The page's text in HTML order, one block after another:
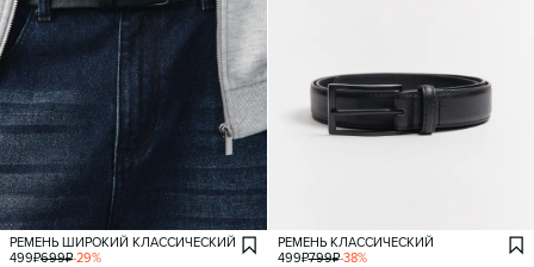
РЕМЕНЬ ШИРОКИЙ КЛАССИЧЕСКИЙ
499₽699₽-29%
РЕМЕНЬ КЛАССИЧЕСКИЙ
499₽799₽-38%